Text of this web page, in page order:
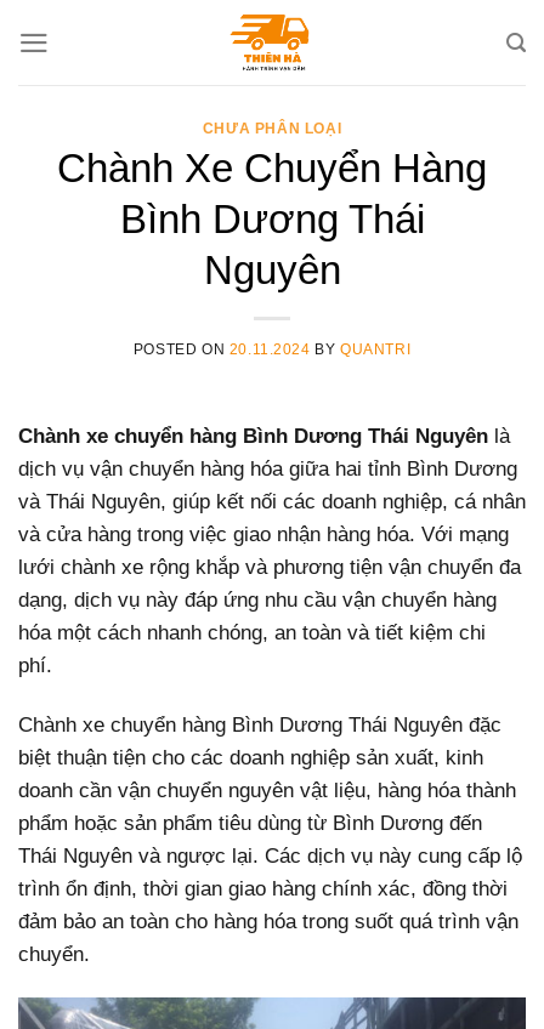
CHƯA PHÂN LOẠI
Chành Xe Chuyển Hàng
Bình Dương Thái
Nguyên
POSTED ON 20.11.2024 BYQUANTRI
Chành xe chuyển hàng Bình Dương Thái Nguyên là
dịch vụ vận chuyển hàng hóa giữa hai tỉnh Bình Dương
và Thái Nguyên, giúp kết nối các doanh nghiệp, cá nhân
và cửa hàng trong việc giao nhận hàng hóa. Với mạng
lưới chành xe rộng khắp và phương tiện vận chuyển đa
dạng, dịch vụ này đáp ứng nhu cầu vận chuyển hàng
hóa một cách nhanh chóng, an toàn và tiết kiệm chi
phí.
Chành xe chuyển hàng Bình Dương Thái Nguyên đặc
biệt thuận tiện cho các doanh nghiệp sản xuất, kinh
doanh cần vận chuyển nguyên vật liệu, hàng hóa thành
phẩm hoặc sản phẩm tiêu dùng từ Bình Dương đến
Thái Nguyên và ngược lại. Các dịch vụ này cung cấp lộ
trình ổn định, thời gian giao hàng chính xác, đồng thời
đảm bảo an toàn cho hàng hóa trong suốt quá trình vận
chuyển.